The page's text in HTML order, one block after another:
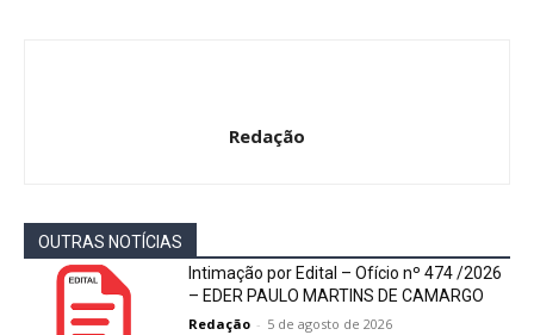
Redação
OUTRAS NOTÍCIAS
Intimação por Edital – Ofício nº 474 /2026
– EDER PAULO MARTINS DE CAMARGO
Redação - 5 de agosto de 2026